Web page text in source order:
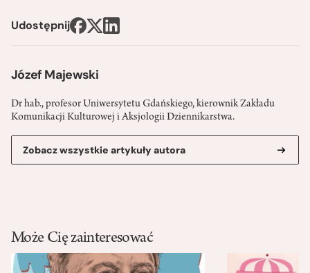
Józef Majewski
Dr hab., profesor Uniwersytetu Gdańskiego, kierownik Zakładu
Komunikacji Kulturowej i Aksjologii Dziennikarstwa.
Zobacz wszystkie artykuły autora
Udostępnij
Może Cię zainteresować